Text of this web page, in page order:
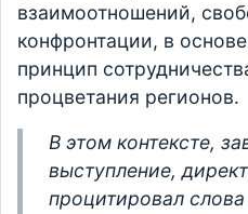
взаимоотношений,
конфронтации, в
принцип
процветания регионов.
В этом контексте,
выступление,
процитировал